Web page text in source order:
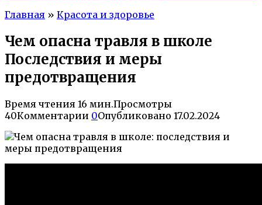
Главная » Красота и здоровье
Чем опасна травля в школе
Последствия и меры
предотвращения
Время чтения 16 мин.Просмотры
40Комментарии 0Опубликовано 17.02.2024